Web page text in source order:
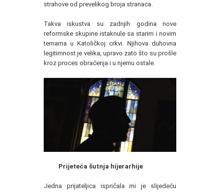
strahove od prevelikog broja stranaca.
Takva iskustva su zadnjih godina nove
reformske skupine istaknule sa starim i novim
temama u Katoličkoj crkvi. Njihova duhovna
legitimnost je velika, upravo zato što su prošle
kroz proces obraćenja i u njemu ostale.
Prijeteća šutnja hijerarhije
Jedna prijateljica ispričala mi je slijedeću